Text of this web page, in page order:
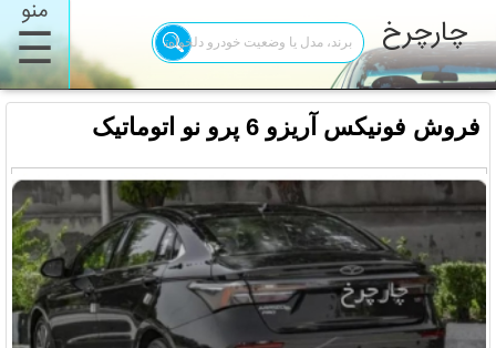
منو
☰ چارچرخ
فروش فونیکس آریزو 6 پرو نو اتوماتیک